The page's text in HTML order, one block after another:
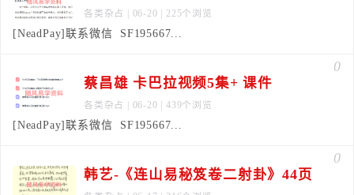
各类杂占 | 06-20 | 225个浏览
[NeadPay]联系微信 SF195667...
0
蔡昌雄 卡巴拉视频5集+ 课件
各类杂占 | 06-20 | 439个浏览
[NeadPay]联系微信 SF195667...
0
韩艺-《连山易秘笈卷二射卦》44页